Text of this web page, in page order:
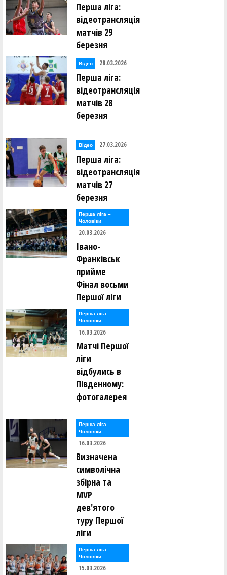
Перша ліга:
відеотрансляція
матчів 29
березня
Відео 28.03.2026
Перша ліга:
відеотрансляція
матчів 28
березня
Відео 27.03.2026
Перша ліга:
відеотрансляція
матчів 27
березня
Перша лiга –
Чоловiки
20.03.2026
Івано-
Франківськ
прийме
Фінал восьми
Першої ліги
Перша лiга –
Чоловiки
16.03.2026
Матчі Першої
ліги
відбулись в
Південному:
фотогалерея
Перша лiга –
Чоловiки
16.03.2026
Визначена
символічна
збірна та
MVP
дев'ятого
туру Першої
ліги
Перша лiга –
Чоловiки
15.03.2026